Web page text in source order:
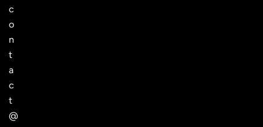
c
o
n
t
a
c
t
@